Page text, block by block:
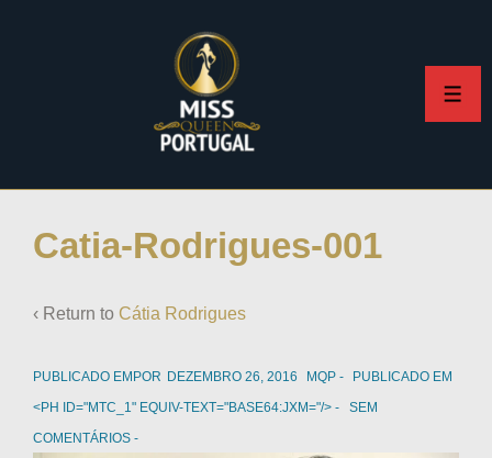
Catia-Rodrigues-001
‹ Return to Cátia Rodrigues
PUBLICADO EMPOR DEZEMBRO 26, 2016 MQP
PUBLICADO EM
<PH ID="MTC_1" EQUIV-TEXT="BASE64:JXM="/>
SEM
COMENTÁRIOS